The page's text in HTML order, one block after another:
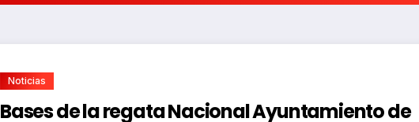
Noticias
Bases de la regata Nacional Ayuntamiento de